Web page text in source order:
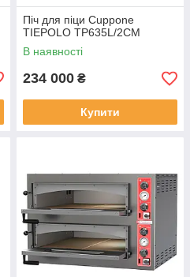
Піч для піци Cuppone
TIEPOLO TP635L/2CM
В наявності
234 000 ₴
Купити